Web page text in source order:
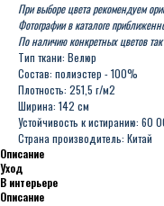
При выборе цвета рекомендуем
Фотографии в каталоге
По наличию конкретных цветов
Тип ткани: Велюр
Состав: полиэстер - 100%
Плотность: 251,5 г/м2
Ширина: 142 см
Устойчивость к истиранию: 60
Страна производитель: Китай
Описание
Уход
В интерьере
Описание